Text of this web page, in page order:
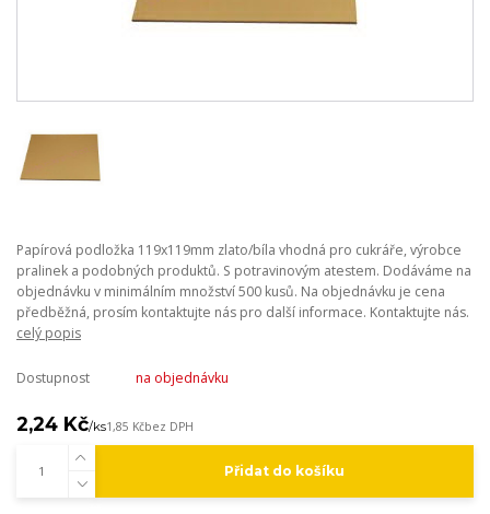
Papírová podložka 119x119mm zlato/bíla vhodná pro cukráře, výrobce
pralinek a podobných produktů. S potravinovým atestem. Dodáváme na
objednávku v minimálním množství 500 kusů. Na objednávku je cena
předběžná, prosím kontaktujte nás pro další informace. Kontaktujte nás.
celý popis
Dostupnost na objednávku
2,24 Kč/ks1,85 Kčbez DPH
Přidat do košíku